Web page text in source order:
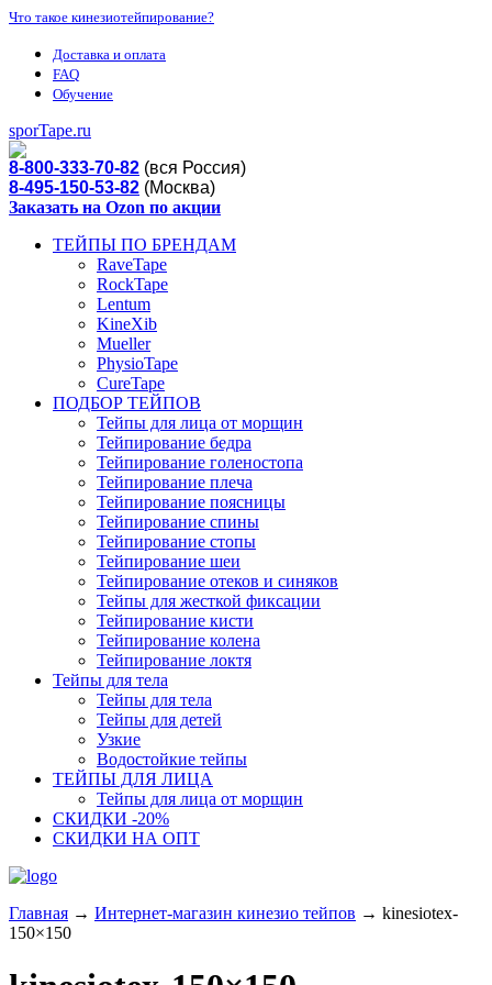
Что такое кинезиотейпирование?
Доставка и оплата
FAQ
Обучение
sporTape.ru
8-800-333-70-82 (вся Россия)
8-495-150-53-82 (Москва)
Заказать на Ozon по акции
ТЕЙПЫ ПО БРЕНДАМ
RaveTape
RockTape
Lentum
KineXib
Mueller
PhysioTape
CureTape
ПОДБОР ТЕЙПОВ
Тейпы для лица от морщин
Тейпирование бедра
Тейпирование голеностопа
Тейпирование плеча
Тейпирование поясницы
Тейпирование спины
Тейпирование стопы
Тейпирование шеи
Тейпирование отеков и синяков
Тейпы для жесткой фиксации
Тейпирование кисти
Тейпирование колена
Тейпирование локтя
Тейпы для тела
Тейпы для тела
Тейпы для детей
Узкие
Водостойкие тейпы
ТЕЙПЫ ДЛЯ ЛИЦА
Тейпы для лица от морщин
СКИДКИ -20%
СКИДКИ НА ОПТ
Главная → Интернет-магазин кинезио тейпов → kinesiotex-
150×150